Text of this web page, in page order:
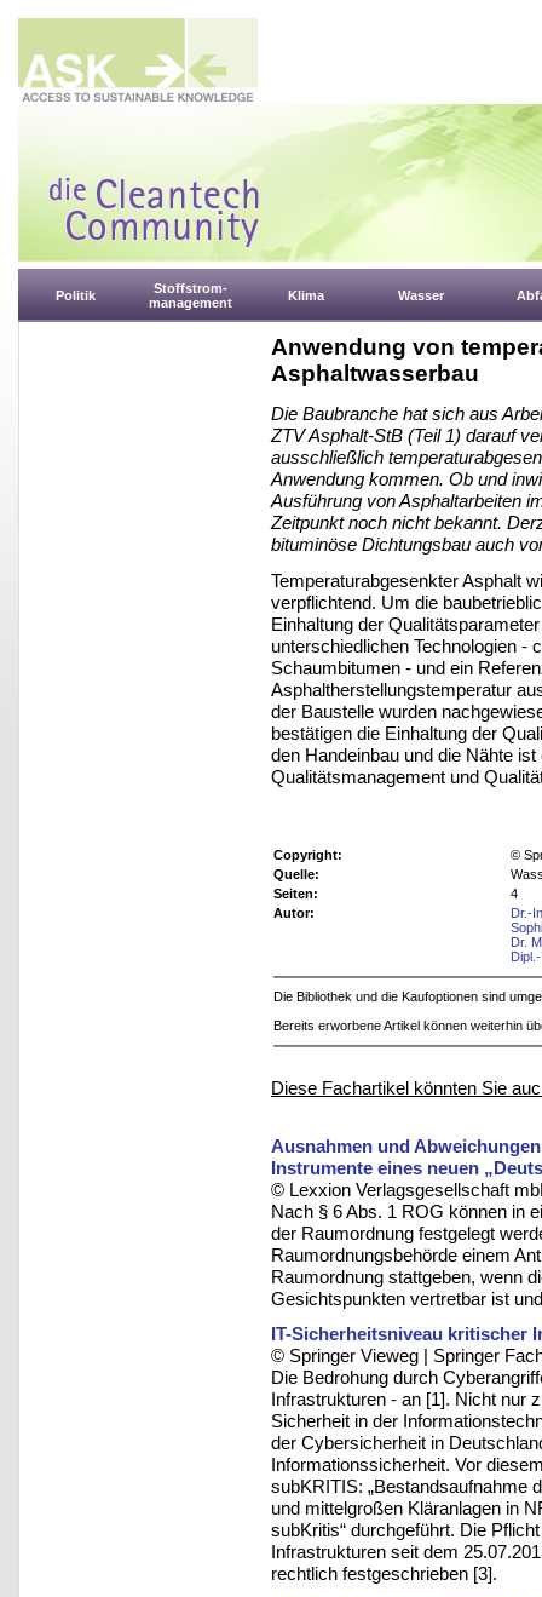
Politik
Stoffstrom-
management
Klima Wasser
Anwendung von
Asphaltwasserbau
Die Baubranche hat sich aus
ZTV Asphalt-StB (Teil 1) darauf
ausschließlich
Anwendung kommen. Ob und
Ausführung von Asphaltarbeiten
Zeitpunkt noch nicht bekannt.
bituminöse Dichtungsbau auch
Temperaturabgesenkter Asphalt
verpflichtend. Um die
Einhaltung der
unterschiedlichen Technologien -
Schaumbitumen - und ein
Asphaltherstellungstemperatur
der Baustelle wurden
bestätigen die Einhaltung der
den Handeinbau und die Nähte
Qualitätsmanagement und
Copyright:
©
Quelle:
Seiten:
4
Autor:
Dr.-
Dr.
Die Bibliothek und die Kaufoptionen sind
Bereits erworbene Artikel können weiterhin
Diese Fachartikel könnten Sie
Ausnahmen und
Instrumente eines neuen
© Lexxion Verlagsgesellschaft
Nach § 6 Abs. 1 ROG können in
der Raumordnung festgelegt
Raumordnungsbehörde einem
Raumordnung stattgeben, wenn
Gesichtspunkten vertretbar ist
IT-Sicherheitsniveau kritischer
© Springer Vieweg | Springer
Die Bedrohung durch
Infrastrukturen - an [1]. Nicht nur
Sicherheit in der
der Cybersicherheit in
Informationssicherheit. Vor
subKRITIS: „Bestandsaufnahme
und mittelgroßen Kläranlagen in
subKritis“ durchgeführt. Die
Infrastrukturen seit dem
rechtlich festgeschrieben [3].